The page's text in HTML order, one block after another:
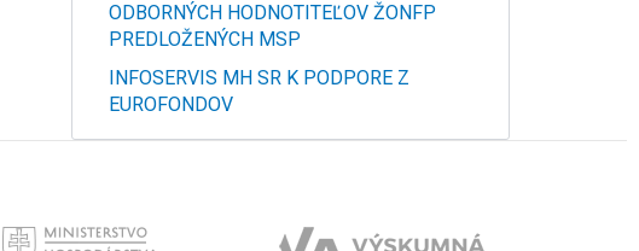
ODBORNÝCH HODNOTITEĽOV ŽONFP
PREDLOŽENÝCH MSP
INFOSERVIS MH SR K PODPORE Z
EUROFONDOV